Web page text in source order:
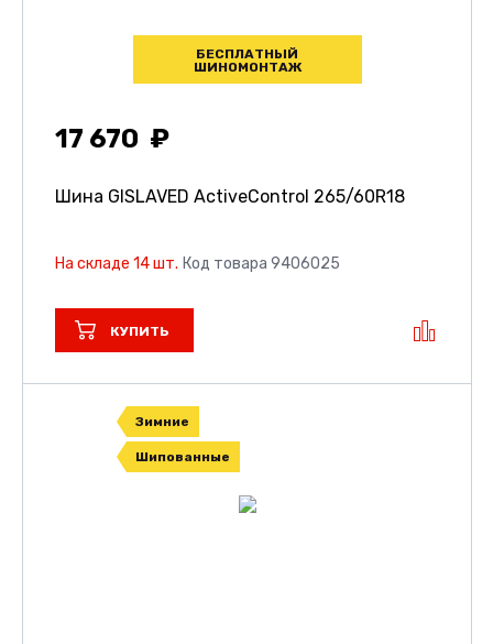
БЕСПЛАТНЫЙ
ШИНОМОНТАЖ
17 670
Шина GISLAVED ActiveControl 265/60R18
На складе 14 шт. Код товара 9406025
КУПИТЬ
Зимние
Шипованные